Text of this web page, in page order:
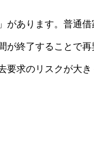
があります。普通
が終了することで
要求のリスクが大